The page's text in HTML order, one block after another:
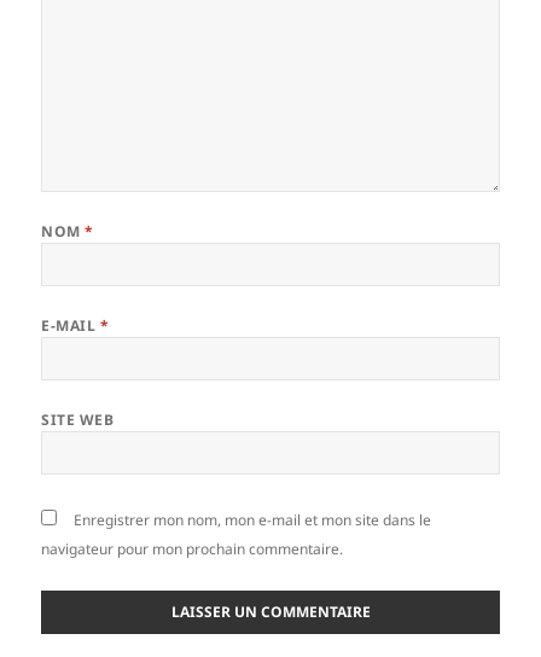
NOM*
E-MAIL *
SITE WEB
Enregistrer mon nom, mon e-mail et mon site dans le
navigateur pour mon prochain commentaire.